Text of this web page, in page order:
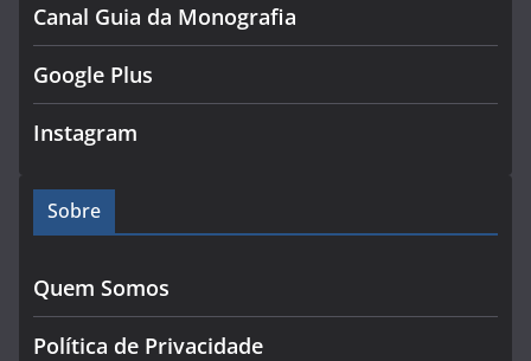
Canal Guia da Monografia
Google Plus
Instagram
Sobre
Quem Somos
Política de Privacidade